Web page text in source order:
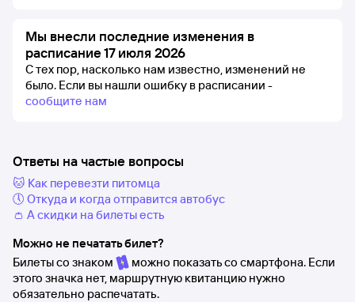
Мы внесли последние изменения в
расписание 17 июля 2026
С тех пор, насколько нам известно, изменений не
было. Если вы нашли ошибку в расписании -
сообщите нам
Ответы на частые вопросы
🐱 Как перевезти питомца
🕔 Откуда и когда отправится автобус
👛 А скидки на билеты есть
Можно не печатать билет?
Билеты со знаком
можно показать со смартфона. Если
этого значка нет, маршрутную квитанцию нужно
обязательно распечатать.